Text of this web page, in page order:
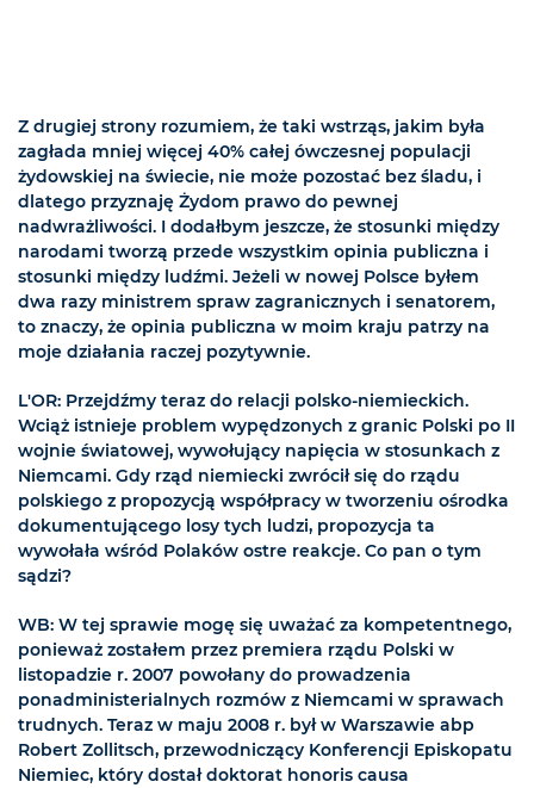
Z drugiej strony rozumiem, że taki wstrząs, jakim była
zagłada mniej więcej 40% całej ówczesnej populacji
żydowskiej na świecie, nie może pozostać bez śladu, i
dlatego przyznaję Żydom prawo do pewnej
nadwrażliwości. I dodałbym jeszcze, że stosunki między
narodami tworzą przede wszystkim opinia publiczna i
stosunki między ludźmi. Jeżeli w nowej Polsce byłem
dwa razy ministrem spraw zagranicznych i senatorem,
to znaczy, że opinia publiczna w moim kraju patrzy na
moje działania raczej pozytywnie.
L'OR: Przejdźmy teraz do relacji polsko-niemieckich.
Wciąż istnieje problem wypędzonych z granic Polski po II
wojnie światowej, wywołujący napięcia w stosunkach z
Niemcami. Gdy rząd niemiecki zwrócił się do rządu
polskiego z propozycją współpracy w tworzeniu ośrodka
dokumentującego losy tych ludzi, propozycja ta
wywołała wśród Polaków ostre reakcje. Co pan o tym
sądzi?
WB: W tej sprawie mogę się uważać za kompetentnego,
ponieważ zostałem przez premiera rządu Polski w
listopadzie r. 2007 powołany do prowadzenia
ponadministerialnych rozmów z Niemcami w sprawach
trudnych. Teraz w maju 2008 r. był w Warszawie abp
Robert Zollitsch, przewodniczący Konferencji Episkopatu
Niemiec, który dostał doktorat honoris causa